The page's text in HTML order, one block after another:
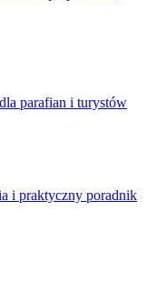
parafian i turystów
i praktyczny poradnik